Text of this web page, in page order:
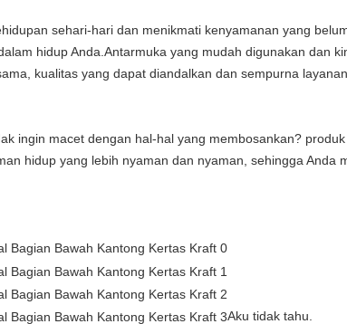
sehari-hari dan menikmati kenyamanan yang
hidup Anda.Antarmuka yang mudah digunakan dan
kualitas yang dapat diandalkan dan sempurna
ingin macet dengan hal-hal yang membosankan?
hidup yang lebih nyaman dan nyaman, sehingga Anda
Aku tidak tahu.